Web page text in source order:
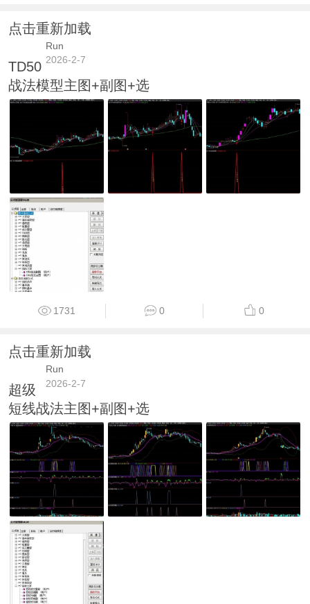
点击重新加载
Run
2026-2-7
TD50
战法模型主图+副图+选
1731 0 0
点击重新加载
Run
2026-2-7
超级
短线战法主图+副图+选